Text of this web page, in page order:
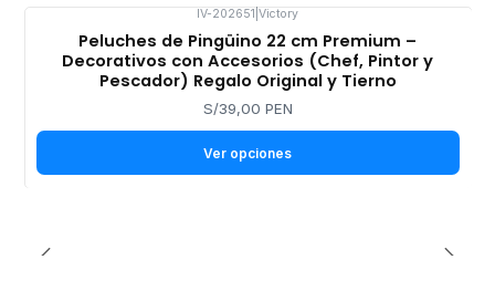
IV-202651 Victory
Peluches de Pingüino 22 cm Premium –
Decorativos con Accesorios (Chef, Pintor y
Pescador) Regalo Original y Tierno
S/39,00 PEN
Ver opciones